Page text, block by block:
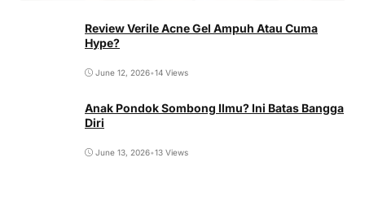
Review Verile Acne Gel Ampuh Atau Cuma
Hype?
June 12, 2026•14 Views
Anak Pondok Sombong Ilmu? Ini Batas Bangga
Diri
June 13, 2026•13 Views